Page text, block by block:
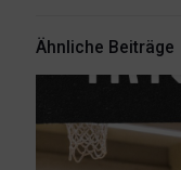
Ähnliche Beiträge